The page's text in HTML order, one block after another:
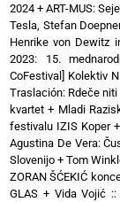
2024 +ART-MUS:
Tesla, Stefan
Henrike von Dewitz
2023: 15.
CoFestival] Kolektiv
Traslación: Rdeče
kvartet + Mladi
festivalu IZIS Koper+
Agustina De Vera:
Slovenijo +Tom
ZORAN ŠĆEKIĆ
GLAS + Vida Vojić ::